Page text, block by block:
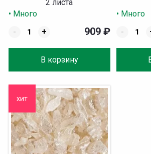
2 листа
• Много
-
+
В корзину
909 ₽
• Много
-
хит